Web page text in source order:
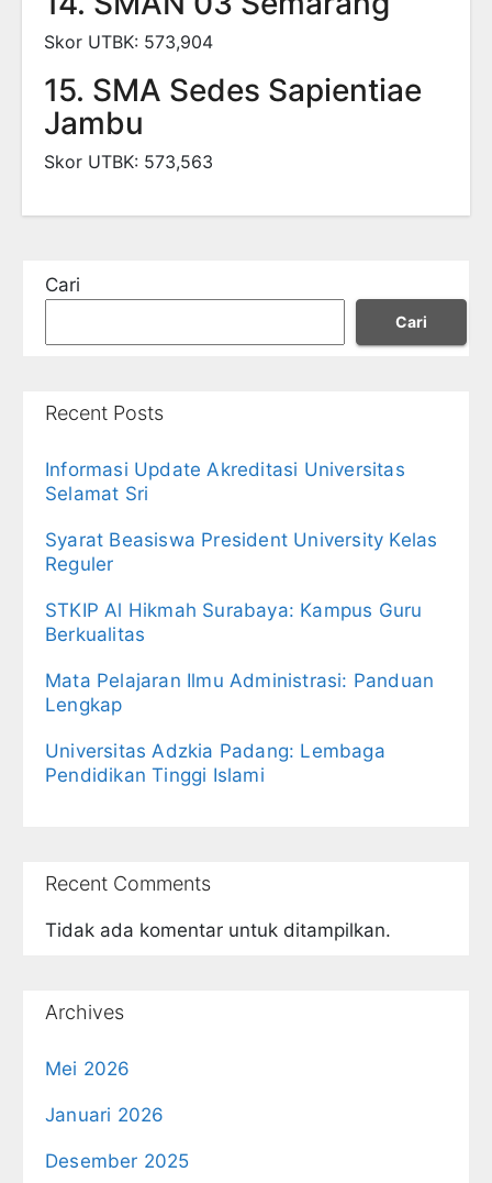
Skor UTBK: 573,904
15. SMA Sedes Sapientiae
Jambu
Skor UTBK: 573,563
Cari
Cari
Recent Posts
Informasi Update Akreditasi Universitas
Selamat Sri
Syarat Beasiswa President University Kelas
Reguler
STKIP Al Hikmah Surabaya: Kampus Guru
Berkualitas
Mata Pelajaran Ilmu Administrasi: Panduan
Lengkap
Universitas Adzkia Padang: Lembaga
Pendidikan Tinggi Islami
Recent Comments
Tidak ada komentar untuk ditampilkan.
Archives
Mei 2026
Januari 2026
Desember 2025